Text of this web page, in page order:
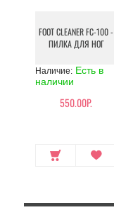
FOOT CLEANER FC-100 -
ПИЛКА ДЛЯ НОГ
Наличие: Есть в
наличии
550.00Р.